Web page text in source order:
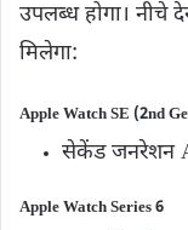
उपलब्ध होगा।
मिलेगा:
Apple Watch SE (2nd
सेकेंड जनरेशन
Apple Watch Series 6